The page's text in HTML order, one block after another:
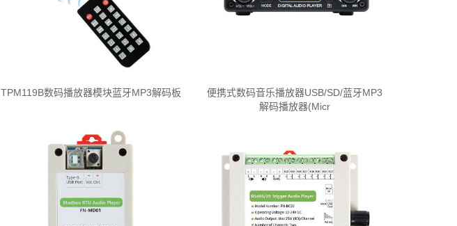
TPM119B数码播放器模块蓝牙MP3解码板
便携式数码音乐播放器USB/SD/蓝牙MP3
解码播放器(Micr